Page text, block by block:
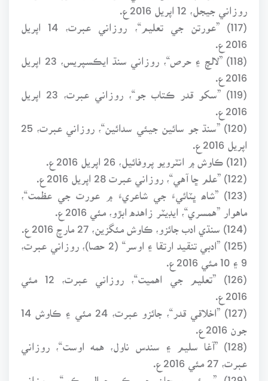
روزاني جيجل، 12 اپريل 2016ع.
(117) ”عورتن جي تعليم“، روزاني عبرت، 14 اپريل
2016ع.
(118) ”لالچ ۽ حرص“، روزاني سنڌ ايڪسپريس، 23 اپريل
2016ع.
(119) ”سکو قدر ڪتاب جو“، روزاني عبرت، 23 اپريل
2016ع.
(120) ”سنڌ جو سائين جيئي سدائين“، روزاني عبرت، 25
اپريل 2016ع.
(121) ڪاوش ۾ انٽرويو پروفائيل، 26 اپريل 2016ع.
(122) ”علم ڇا آهي“، روزاني عبرت 28 اپريل 2016ع.
(123) ”شاھ ڀٽائيءَ جي شاعريءَ ۾ عورت جي عظمت“،
ماهوار ”همسري“، ايڊيٽر زاهده ابڙو، مئي 2016ع.
(124) سنڌي ادب جائزو، ڪاوش مئگزين، 27 مارچ 2016ع.
(125) ”ادبي تنقيد ارتقا ۽ اوسر“ (2 حصا)، روزاني عبرت،
9 ۽ 10 مئي 2016ع.
2016ع.
(127) ”اخلاقي قدر“، جائزو عبرت، 24 مئي ۽ ڪاوش 14
(128) ”آغا سليم ۽ سندس ناول، همه اوست“، روزاني
(129) ”سڀئي سبحان جي ڪر حوالي ڪم“، روزاني